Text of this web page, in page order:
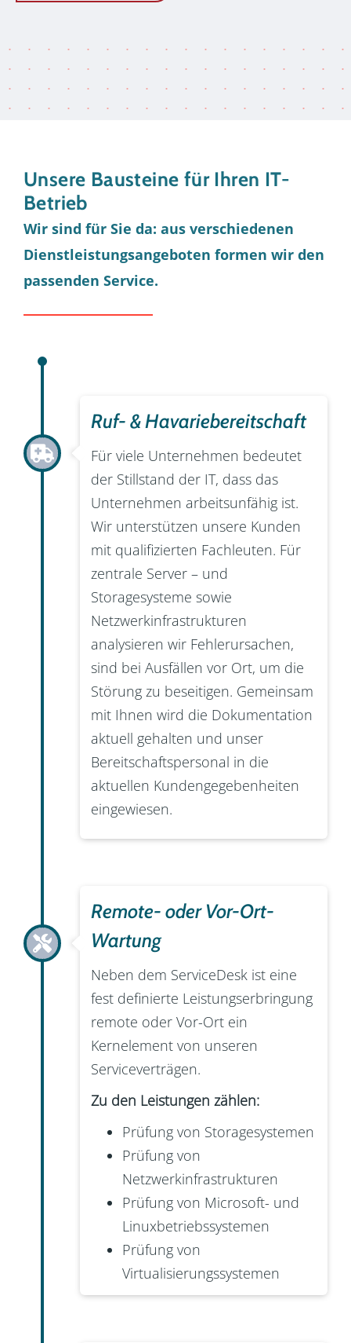
Unsere Bausteine für Ihren IT-
Betrieb
Wir sind für Sie da: aus verschiedenen
Dienstleistungsangeboten formen wir den
passenden Service.
Ruf- & Havariebereitschaft​
Für viele Unternehmen bedeutet
der Stillstand der IT, dass das
Unternehmen arbeitsunfähig ist.
Wir unterstützen unsere Kunden
mit qualifizierten Fachleuten. Für
zentrale Server – und
Storagesysteme sowie
Netzwerkinfrastrukturen
analysieren wir Fehlerursachen,
sind bei Ausfällen vor Ort, um die
Störung zu beseitigen. Gemeinsam
mit Ihnen wird die Dokumentation
aktuell gehalten und unser
Bereitschaftspersonal in die
aktuellen Kundengegebenheiten
eingewiesen.
Remote- oder Vor-Ort-
Wartung
Neben dem ServiceDesk ist eine
fest definierte Leistungserbringung
remote oder Vor-Ort ein
Kernelement von unseren
Serviceverträgen.
Zu den Leistungen zählen:
Prüfung von Storagesystemen
Prüfung von
Netzwerkinfrastrukturen
Prüfung von Microsoft- und
Linuxbetriebssystemen
Prüfung von
Virtualisierungssystemen